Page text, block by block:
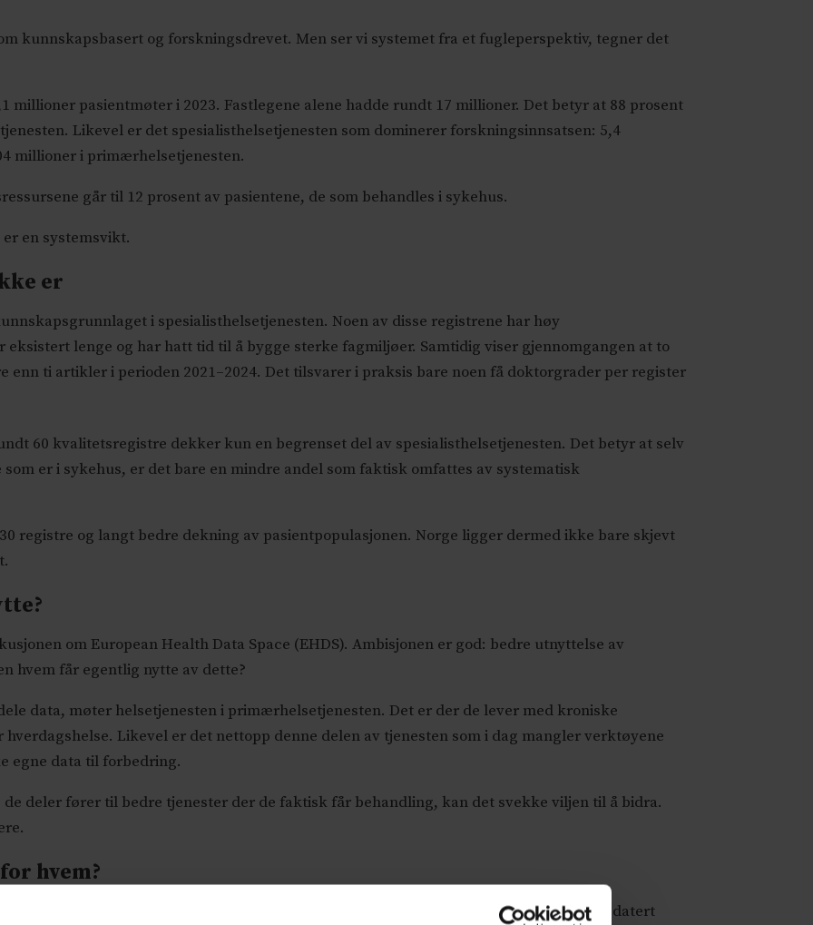
kunnskapsbasert og forskningsdrevet. Men ser vi systemet fra et fugleperspektiv, tegner det
millioner pasientmøter i 2023. Fastlegene alene hadde rundt 17 millioner. Det betyr at 88 prosent
Likevel er det spesialisthelsetjenesten som dominerer forskningsinnsatsen: 5,4
millioner i primærhelsetjenesten.
går til 12 prosent av pasientene, de som behandles i sykehus.
en systemsvikt.
er
i spesialisthelsetjenesten. Noen av disse registrene har høy
lenge og har hatt tid til å bygge sterke fagmiljøer. Samtidig viser gjennomgangen at to
ti artikler i perioden 2021–2024. Det tilsvarer i praksis bare noen få doktorgrader per register
60 kvalitetsregistre dekker kun en begrenset del av spesialisthelsetjenesten. Det betyr at selv
er i sykehus, er det bare en mindre andel som faktisk omfattes av systematisk
registre og langt bedre dekning av pasientpopulasjonen. Norge ligger dermed ikke bare skjevt
om European Health Data Space (EHDS). Ambisjonen er god: bedre utnyttelse av
hvem får egentlig nytte av dette?
data, møter helsetjenesten i primærhelsetjenesten. Det er der de lever med kroniske
Likevel er det nettopp denne delen av tjenesten som i dag mangler verktøyene
egne data til forbedring.
deler fører til bedre tjenester der de faktisk får behandling, kan det svekke viljen til å bidra.
hvem?
tre ting: tilgang til egne lokale data, innsikt i data på populasjonsnivå og tilgang til oppdatert